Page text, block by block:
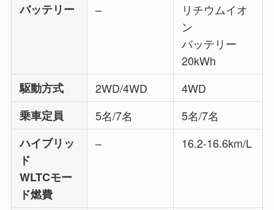
バッテリー –
リチウムイオ
ン
バッテリー
20kWh
駆動方式
2WD/4WD
4WD
乗車定員
5名/7名
5名/7名
ハイブリッ
ド
WLTCモー
ド燃費
– 16.2-16.6km/L